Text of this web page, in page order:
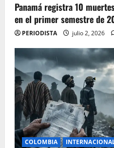
Panamá registra 10
en el primer semestre de
PERIODISTA julio 2, 2026
COLOMBIA